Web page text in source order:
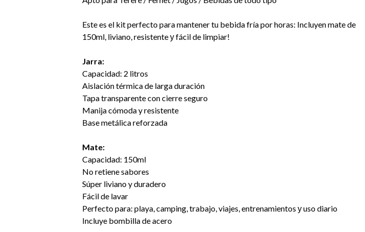
Este es el kit perfecto para mantener tu bebida fría por horas: Incluyen mate de
150ml, liviano, resistente у fácil de limpiar!
Jarra:
Capacidad: 2 litros
Aislación térmica de larga duración
Tapa transparente con cierre seguro
Manija cómoda y resistente
Base metálica reforzada
Mate:
Capacidad: 150ml
No retiene sabores
Súper liviano y duradero
Fácil de lavar
Perfecto para: playa, camping, trabajo, viajes, entrenamientos у uso diario
Incluye bombilla de acero